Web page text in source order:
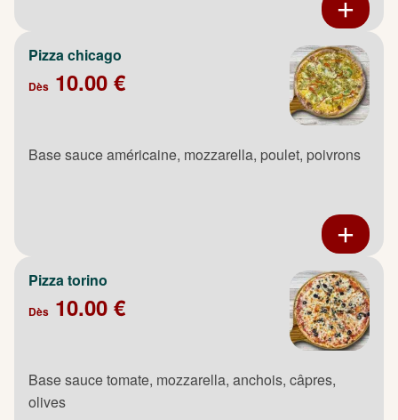
Pizza chicago
Dès 10.00 €
Base sauce américaine, mozzarella, poulet, poivrons
Pizza torino
Dès 10.00 €
Base sauce tomate, mozzarella, anchois, câpres,
olives